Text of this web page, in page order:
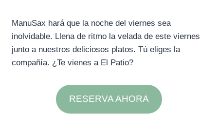
ManuSax hará que la noche del viernes sea
inolvidable. Llena de ritmo la velada de este viernes
junto a nuestros deliciosos platos. Tú eliges la
compañía. ¿Te vienes a El Patio?
RESERVA AHORA